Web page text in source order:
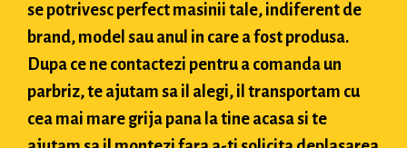
se potrivesc perfect masinii tale, indiferent de
brand, model sau anul in care a fost produsa.
Dupa ce ne contactezi pentru a comanda un
parbriz, te ajutam sa il alegi, il transportam cu
cea mai mare grija pana la tine acasa si te